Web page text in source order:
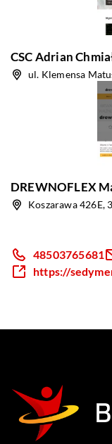
CSC Adrian
ul. Klemensa
DREWNOFLEX
Koszarawa 426E,
48503765681
https://